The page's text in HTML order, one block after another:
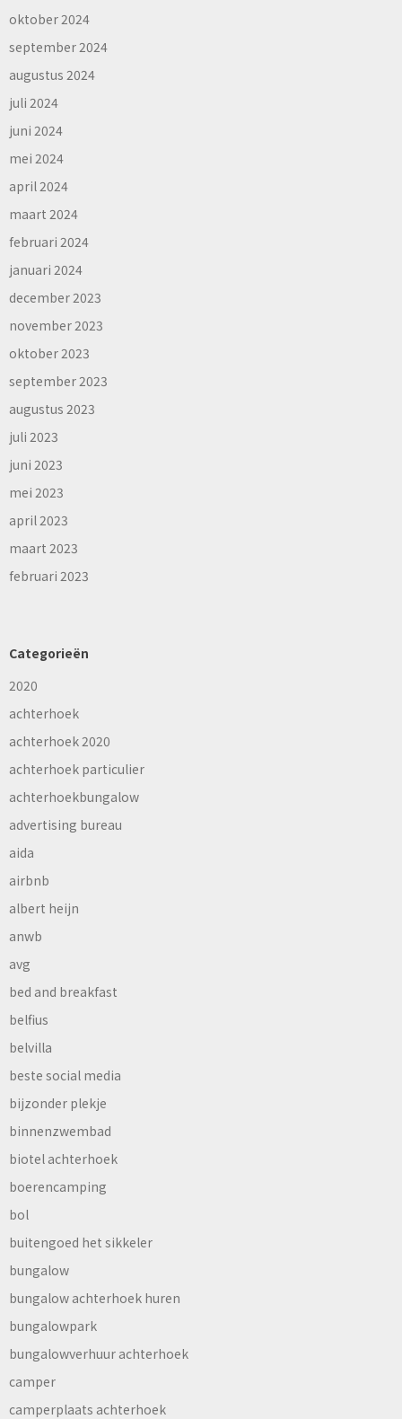
oktober 2024
september 2024
augustus 2024
juli 2024
juni 2024
mei 2024
april 2024
maart 2024
februari 2024
januari 2024
december 2023
november 2023
oktober 2023
september 2023
augustus 2023
juli 2023
juni 2023
mei 2023
april 2023
maart 2023
februari 2023
Categorieën
2020
achterhoek
achterhoek 2020
achterhoek particulier
achterhoekbungalow
advertising bureau
aida
airbnb
albert heijn
anwb
avg
bed and breakfast
belfius
belvilla
beste social media
bijzonder plekje
binnenzwembad
biotel achterhoek
boerencamping
bol
buitengoed het sikkeler
bungalow
bungalow achterhoek huren
bungalowpark
bungalowverhuur achterhoek
camper
camperplaats achterhoek